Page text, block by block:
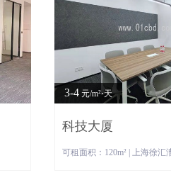
3-4 元/m²⋅天
科技大厦
可租面积：120m² | 上海徐汇